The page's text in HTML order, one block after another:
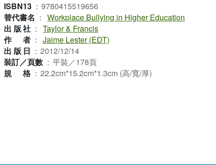
ISBN13 ： 9780415519656
替代書名 ： Workplace Bullying in Higher Education
出版社 ： Taylor & Francis
作者 ： Jaime Lester (EDT)
出版日 ： 2012/12/14
裝訂／頁數 ： 平裝／178頁
規格 ： 22.2cm*15.2cm*1.3cm (高/寬/厚)